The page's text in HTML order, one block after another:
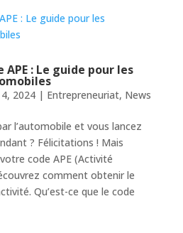
APE : Le guide pour les
2024| Entrepreneuriat, News
l’automobile et vous lancez
? Félicitations ! Mais
code APE (Activité
comment obtenir le
Qu’est-ce que le code